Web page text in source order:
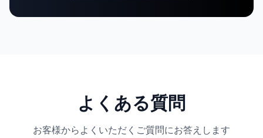
よくある質問
お客様からよくいただくご質問にお答えします